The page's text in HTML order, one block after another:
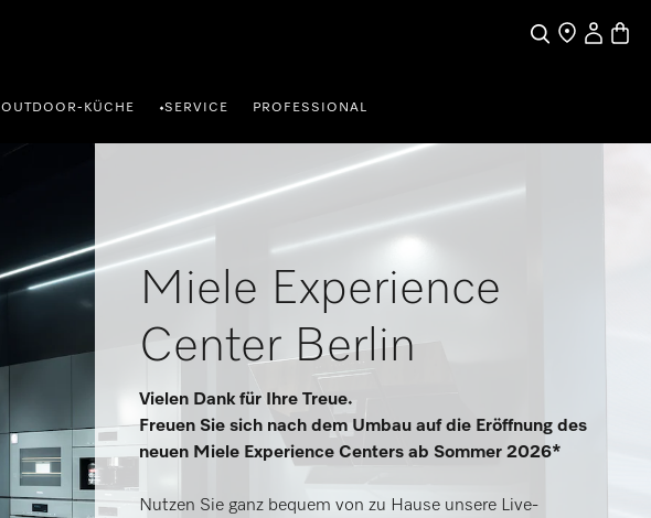
SucheHändler
Mein
OUTDOOR-KÜCHE •SERVICE PROFESSIONAL
Miele Experience
Center Berlin
Vielen Dank für Ihre Treue.
Freuen Sie sich nach dem Umbau auf die Eröffnung des
neuen Miele Experience Centers ab Sommer 2026*​
Nutzen Sie ganz bequem von zu Hause unsere Live-